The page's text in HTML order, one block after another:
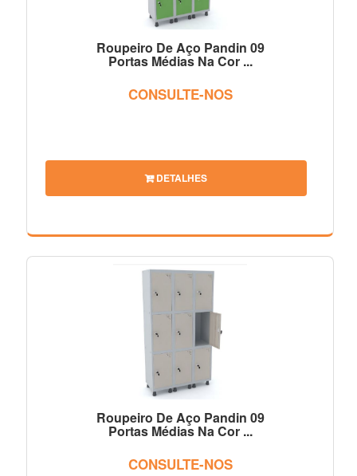
Roupeiro De Aço Pandin 09
Portas Médias Na Cor ...
CONSULTE-NOS
DETALHES
Roupeiro De Aço Pandin 09
Portas Médias Na Cor ...
CONSULTE-NOS